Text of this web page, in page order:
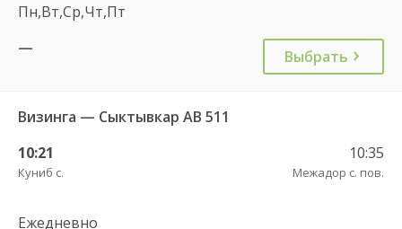
Пн,Вт,Ср,Чт,Пт
—
Выбрать
Визинга — Сыктывкар АВ 511
10:21
Куниб с.
10:35
Межадор с. пов.
Ежедневно